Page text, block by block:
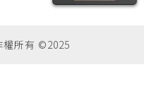
權所有 ©2025